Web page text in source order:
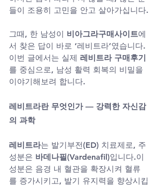
들이 조용히 고민을 안고 살아가십니다.
그때, 한 남성이 비아그라구매사이트에
서 찾은 답이 바로 ‘레비트라’였습니다.
이번 글에서는 실제 레비트라 구매후기
를 중심으로, 남성 활력 회복의 비밀을
이야기해보려 합니다.
레비트라란 무엇인가 — 강력한 자신감
의 과학
레비트라는 발기부전(ED) 치료제로, 주
성분은 바데나필(Vardenafil)입니다.이
성분은 음경 내 혈관을 확장시켜 혈류
를 증가시키고, 발기 유지력을 향상시킵